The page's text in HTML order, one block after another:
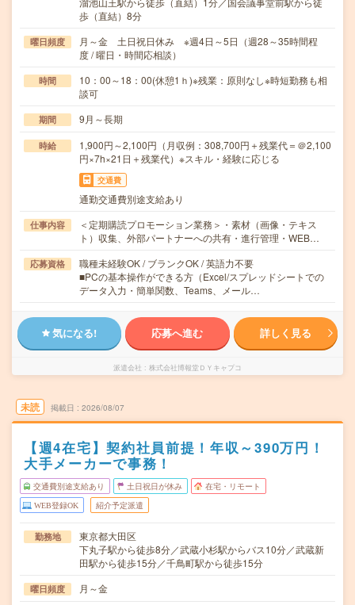
歩（直結）8分
曜日頻度
月～金 土日祝日休み ※週4日～5日（週28～35時間程
度 / 曜日・時間応相談）
時間
10：00～18：00(休憩1ｈ)※残業：原則なし※時短勤務も相
談可
期間 9月～長期
時給
1,900円～2,100円（月収例：308,700円＋残業代＝＠2,100
円×7h×21日＋残業代）※スキル・経験に応じる
交通費
通勤交通費別途支給あり
仕事内容
＜定期購読プロモーション業務＞・素材（画像・テキス
ト）収集、外部パートナーへの共有・進行管理・WEB…
応募資格
職種未経験OK / ブランクOK / 英語力不要
■PCの基本操作ができる方（Excel/スプレッドシートでの
データ入力・簡単関数、Teams、メール…
気になる! 応募へ進む 詳しく見る
派遣会社 株式会社博報堂ＤＹキャプコ
未読 掲載日 2026/08/07
【週4在宅】契約社員前提！年収～390万円！
大手メーカーで事務！
交通費別途支給あり 土日祝日が休み 在宅・リモート
WEB登録OK 紹介予定派遣
勤務地
東京都大田区
下丸子駅から徒歩8分／武蔵小杉駅からバス10分／武蔵新
田駅から徒歩15分／千鳥町駅から徒歩15分
曜日頻度 月～金